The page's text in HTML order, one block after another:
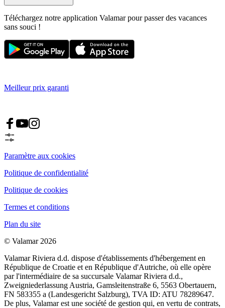
Téléchargez notre application Valamar pour passer des vacances
sans souci !
Meilleur prix garanti
Paramètre aux cookies
Politique de confidentialité
Politique de cookies
Termes et conditions
Plan du site
© Valamar 2026
Valamar Riviera d.d. dispose d'établissements d'hébergement en
République de Croatie et en République d'Autriche, où elle opère
par l'intermédiaire de sa succursale Valamar Riviera d.d.,
Zweigniederlassung Austria, Gamsleitenstraße 6, 5563 Obertauern,
FN 583355 a (Landesgericht Salzburg), TVA ID: ATU 78289647.
De plus, Valamar est une société de gestion qui, en vertu de contrats,